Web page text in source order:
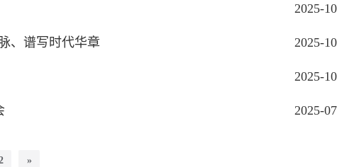
2025-
、谱写时代华章 2025-
2025-
2025-
»